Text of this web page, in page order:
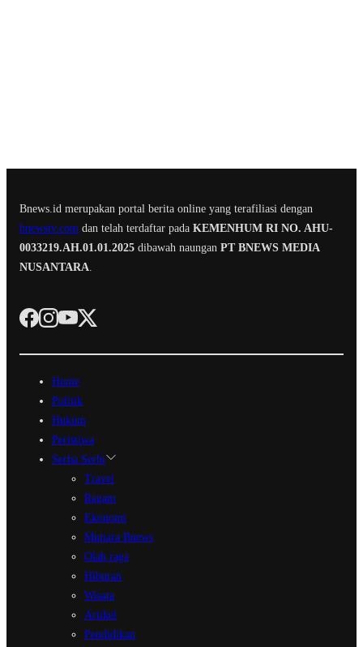
Bnews.id merupakan portal berita online yang terafiliasi dengan
bnewstv.com dan telah terdaftar pada KEMENHUM RI NO. AHU-
0033219.AH.01.01.2025 dibawah naungan PT BNEWS MEDIA
NUSANTARA.
Home
Politik
Hukum
Peristiwa
Serba Serbi
Travel
Ragam
Ekonomi
Mutiara Bnews
Olah raga
Hiburan
Wisata
Artikel
Pendidikan